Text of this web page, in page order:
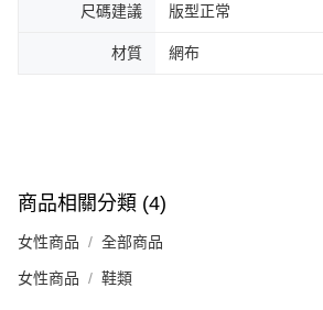
尺碼建議 版型正常
材質 網布
商品相關分類 (4)
女性商品 全部商品
女性商品 鞋類